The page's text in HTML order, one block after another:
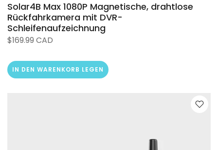
Solar4B Max 1080P Magnetische, drahtlose
Rückfahrkamera mit DVR-
Schleifenaufzeichnung
$169.99 CAD
IN DEN WARENKORB LEGEN